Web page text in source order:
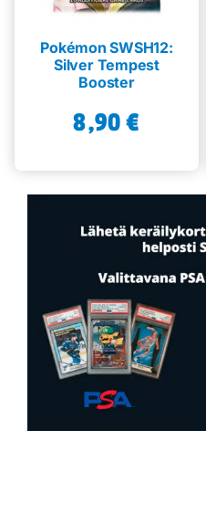
Pokémon SWSH12:
Silver Tempest
Booster
8,90€